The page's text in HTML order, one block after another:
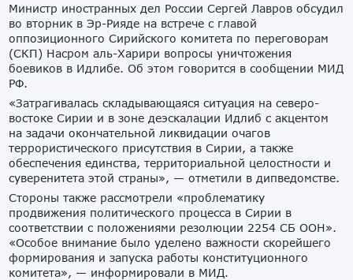
Министр иностранных дел России Сергей Лавров обсудил
во вторник в Эр-Рияде на встрече с главой
оппозиционного Сирийского комитета по переговорам
(СКП) Насром аль-Харири вопросы уничтожения
боевиков в Идлибе. Об этом говорится в сообщении МИД
РФ.
«Затрагивалась складывающаяся ситуация на северо-
востоке Сирии и в зоне деэскалации Идлиб с акцентом
на задачи окончательной ликвидации очагов
террористического присутствия в Сирии, а также
обеспечения единства, территориальной целостности и
суверенитета этой страны», — отметили в дипведомстве.
Стороны также рассмотрели «проблематику
продвижения политического процесса в Сирии в
соответствии с положениями резолюции 2254 СБ ООН».
«Особое внимание было уделено важности скорейшего
формирования и запуска работы конституционного
комитета», — информировали в МИД.